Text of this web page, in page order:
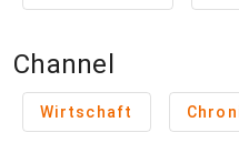
Channel
Wirtschaft